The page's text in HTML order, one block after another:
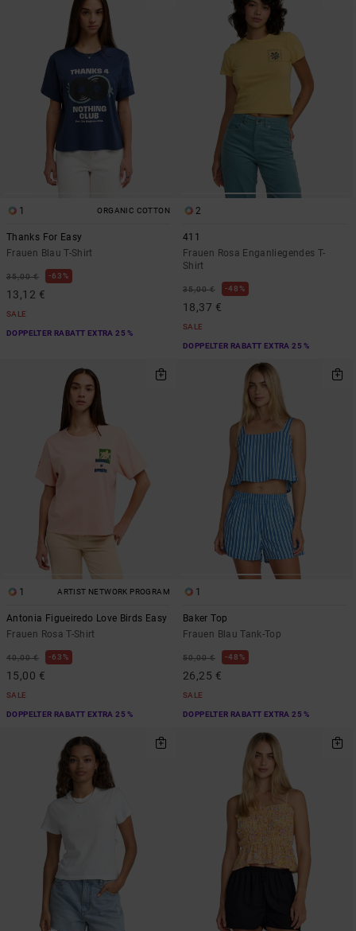
1 ORGANIC COTTON
Thanks For Easy
Frauen Blau T-Shirt
35,00 € 63%
13,12 €
SALE
DOPPELTER RABATT EXTRA 25 %
2
411
Frauen Rosa Enganliegendes T-
Shirt
35,00 € 48%
18,37 €
SALE
DOPPELTER RABATT EXTRA 25 %
1 ARTIST NETWORK PROGRAM
Antonia Figueiredo Love Birds Easy
Frauen Rosa T-Shirt
40,00 € 63%
15,00 €
SALE
DOPPELTER RABATT EXTRA 25 %
1
Baker Top
Frauen Blau Tank-Top
50,00 € 48%
26,25 €
SALE
DOPPELTER RABATT EXTRA 25 %